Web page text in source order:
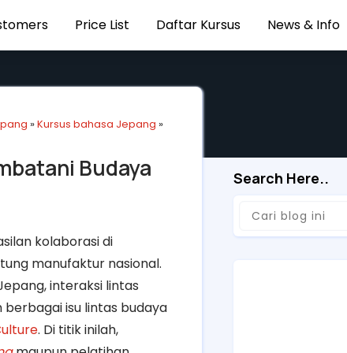
Price List Daftar Kursus News & Info
»Kursus bahasa Jepang »
Budaya
kolaborasi di
manufaktur nasional.
interaksi lintas
isu lintas budaya
. Di titik inilah,
Search Here..